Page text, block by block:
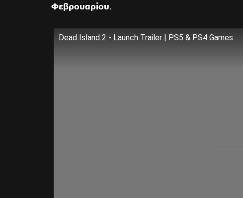
Φεβρουαρίου.
Dead Island 2 - Launch Trailer | PS5 & PS4 Games